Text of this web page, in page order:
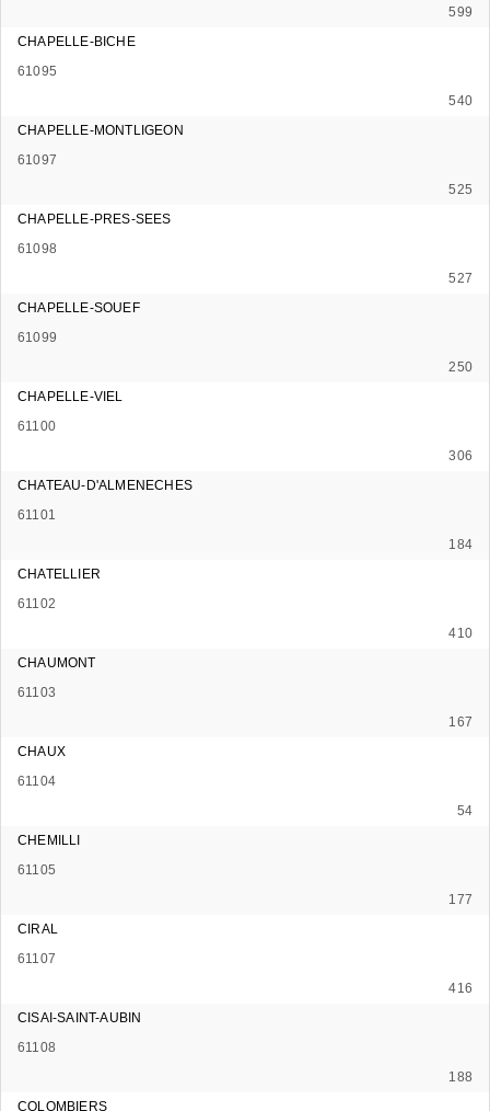
599
CHAPELLE-BICHE
61095
540
CHAPELLE-MONTLIGEON
61097
525
CHAPELLE-PRES-SEES
61098
527
CHAPELLE-SOUEF
61099
250
CHAPELLE-VIEL
61100
306
CHATEAU-D'ALMENECHES
61101
184
CHATELLIER
61102
410
CHAUMONT
61103
167
CHAUX
61104
54
CHEMILLI
61105
177
CIRAL
61107
416
CISAI-SAINT-AUBIN
61108
188
COLOMBIERS